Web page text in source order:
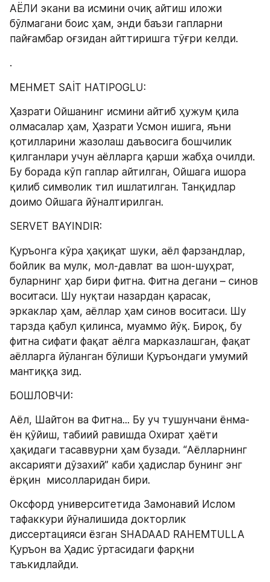
АЁЛИ экани ва исмини очиқ айтиш иложи
бўлмагани боис ҳам, энди баъзи гапларни
пайғамбар оғзидан айттиришга тўғри келди.
.
MEHMET SAİT HATIPOGLU:
Ҳазрати Ойшанинг исмини айтиб ҳужум қила
олмасалар ҳам, Ҳазрати Усмон ишига, яъни
қотилларини жазолаш даъвосига бошчилик
қилганлари учун аёлларга қарши жабҳа очилди.
Бу борада кўп гаплар айтилган, Ойшага ишора
қилиб символик тил ишлатилган. Танқидлар
доимо Ойшага йўналтирилган.
SERVET BAYINDIR:
Қуръонга кўра ҳақиқат шуки, аёл фарзандлар,
бойлик ва мулк, мол-давлат ва шон-шуҳрат,
буларнинг ҳар бири фитна. Фитна дегани – синов
воситаси. Шу нуқтаи назардан қарасак,
эркаклар ҳам, аёллар ҳам синов воситаси. Шу
тарзда қабул қилинса, муаммо йўқ. Бироқ, бу
фитна сифати фақат аёлга марказлашган, фақат
аёлларга йўланган бўлиши Қуръондаги умумий
мантиққа зид.
БОШЛОВЧИ:
Aёл, Шайтон ва Фитна... Бу уч тушунчани ёнма-
ён қўйиш, табиий равишда Охират ҳаёти
ҳақидаги тасаввурни ҳам бузади. “Aёлларнинг
аксарияти дўзахий” каби ҳадислар бунинг энг
ёрқин  мисолларидан бири.
Оксфорд университетида Замонавий Ислом
тафаккури йўналишида докторлик
диссертацияси ёзган SHADAAD RAHEMTULLA
Қуръон ва Ҳадис ўртасидаги фарқни
таъкидлайди.